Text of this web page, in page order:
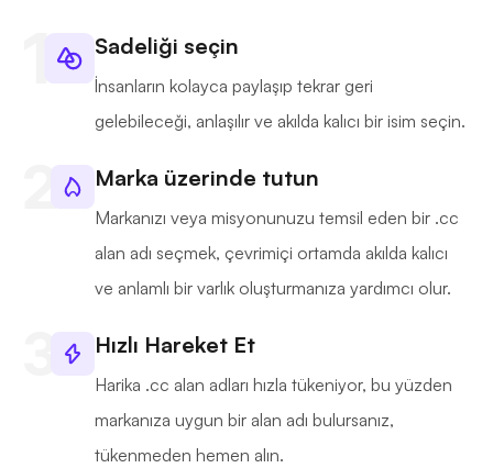
Sadeliği seçin
İnsanların kolayca paylaşıp tekrar geri
gelebileceği, anlaşılır ve akılda kalıcı bir isim seçin.
Marka üzerinde tutun
Markanızı veya misyonunuzu temsil eden bir .cc
alan adı seçmek, çevrimiçi ortamda akılda kalıcı
ve anlamlı bir varlık oluşturmanıza yardımcı olur.
Hızlı Hareket Et
Harika .cc alan adları hızla tükeniyor, bu yüzden
markanıza uygun bir alan adı bulursanız,
tükenmeden hemen alın.